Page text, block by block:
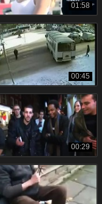
01:58
00:45
00:29